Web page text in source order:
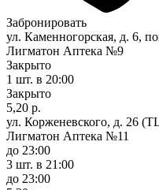
Забронировать
ул. Каменногорская, д. 6,
Лигматон Аптека №9
Закрыто
1 шт. в 20:00
Закрыто
5,20 р.
ул. Корженевского, д. 26
Лигматон Аптека №11
до 23:00
3 шт. в 21:00
до 23:00